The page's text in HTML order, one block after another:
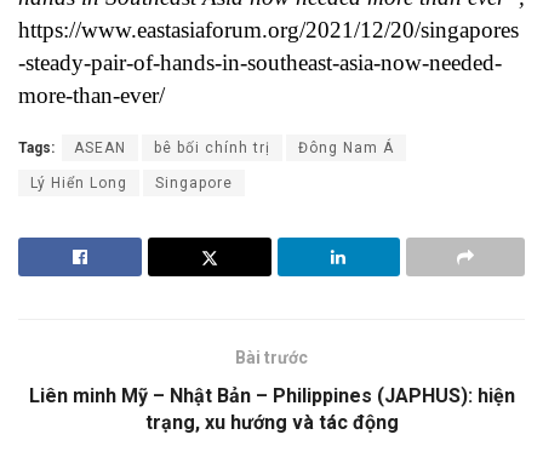
https://www.eastasiaforum.org/2021/12/20/singapores
-steady-pair-of-hands-in-southeast-asia-now-needed-
more-than-ever/
Tags: ASEAN bê bối chính trị Đông Nam Á
Lý Hiển Long Singapore
Bài trước
Liên minh Mỹ – Nhật Bản – Philippines (JAPHUS): hiện
trạng, xu hướng và tác động